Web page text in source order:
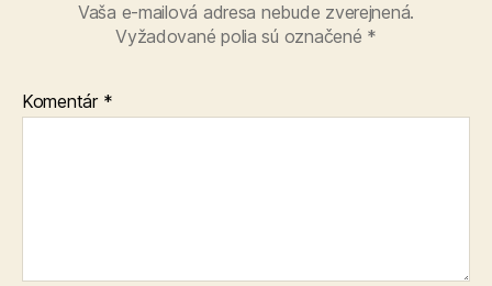
Vaša e-mailová adresa nebude zverejnená.
Vyžadované polia sú označené *
Komentár *